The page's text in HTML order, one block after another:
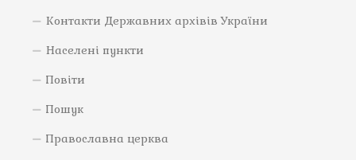
Контакти Державних архівів України
Населені пункти
Повіти
Пошук
Православна церква